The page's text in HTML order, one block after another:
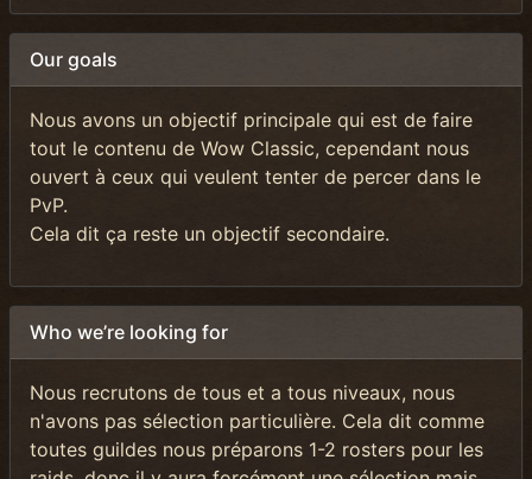
Our goals
Nous avons un objectif principale qui est de faire
tout le contenu de Wow Classic, cependant nous
ouvert à ceux qui veulent tenter de percer dans le
PvP.
Cela dit ça reste un objectif secondaire.
Who we’re looking for
Nous recrutons de tous et a tous niveaux, nous
n'avons pas sélection particulière. Cela dit comme
toutes guildes nous préparons 1-2 rosters pour les